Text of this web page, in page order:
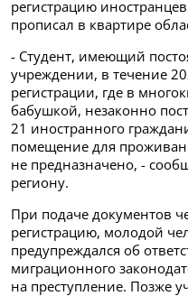
регистрацию
прописал в квартире
- Студент, имеющий
учреждении, в течение
регистрации, где в
бабушкой, незаконно
21 иностранного
помещение для
не предназначено, -
региону.
При подаче документов
регистрацию, молодой
предупреждался об
миграционного
на преступление. Позже